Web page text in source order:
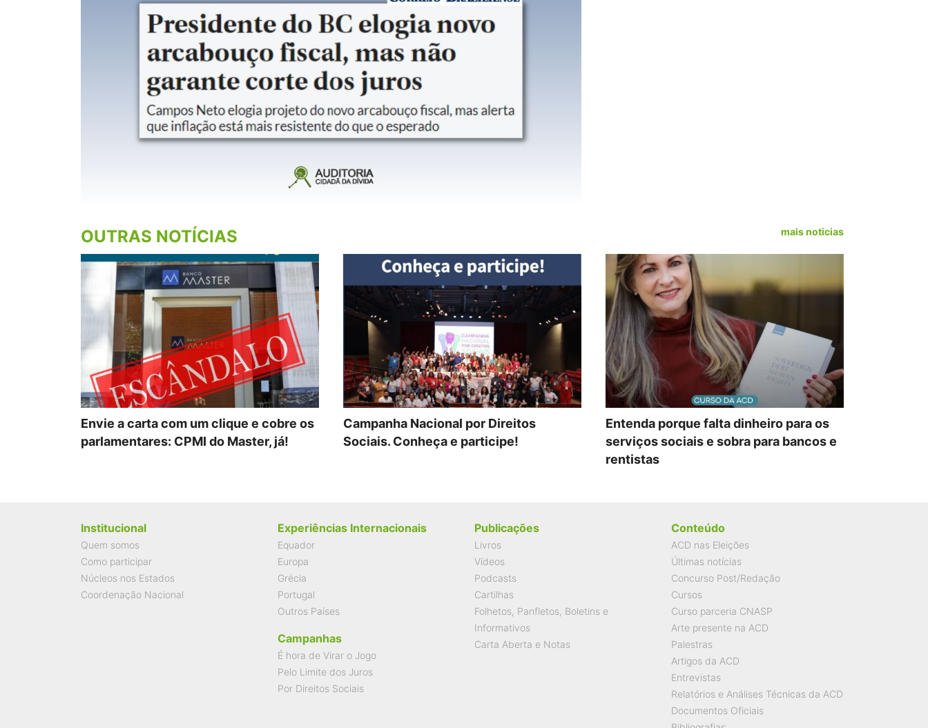
OUTRAS NOTÍCIAS mais noticias
Envie a carta com um clique e cobre os
parlamentares: CPMI do Master, já!
Campanha Nacional por Direitos
Sociais. Conheça e participe!
Entenda porque falta dinheiro para os
serviços sociais e sobra para bancos e
rentistas
Institucional
Quem somos
Como participar
Núcleos nos Estados
Coordenação Nacional
Experiências Internacionais
Equador
Europa
Grécia
Portugal
Outros Países
Campanhas
É hora de Virar o Jogo
Pelo Limite dos Juros
Por Direitos Sociais
Publicações
Livros
Vídeos
Podcasts
Cartilhas
Folhetos, Panfletos, Boletins e
Informativos
Carta Aberta e Notas
Conteúdo
ACD nas Eleições
Últimas notícias
Concurso Post/Redação
Cursos
Curso parceria CNASP
Arte presente na ACD
Palestras
Artigos da ACD
Entrevistas
Relatórios e Análises Técnicas da ACD
Documentos Oficiais